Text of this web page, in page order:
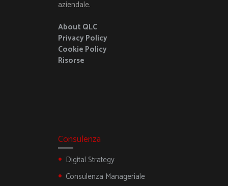
aziendale.
About QLC
Privacy Policy
Cookie Policy
Risorse
Consulenza
Digital Strategy
Consulenza Manageriale